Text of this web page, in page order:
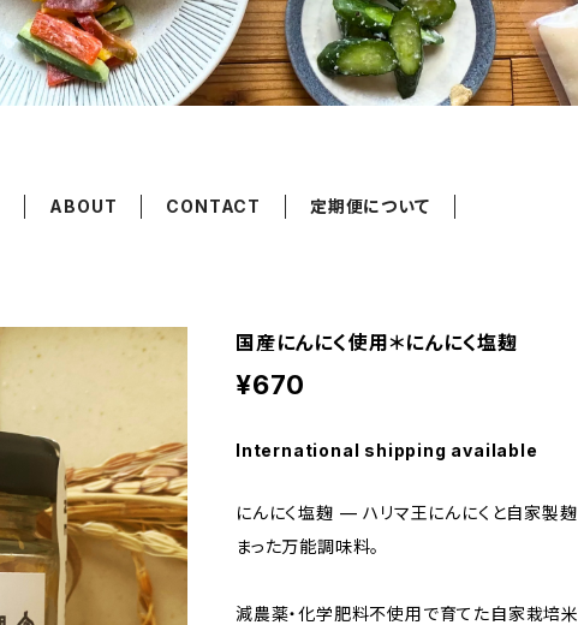
ABOUT CONTACT 定期便について
国産にんにく使用＊にんにく塩麹
¥670
International shipping available
にんにく塩麹 — ハリマ王にんにくと自家製
まった万能調味料。
減農薬・化学肥料不使用で育てた自家栽培米